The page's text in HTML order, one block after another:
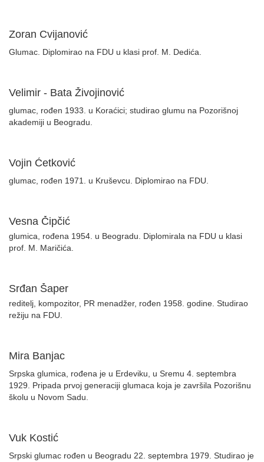
Zoran Cvijanović
Glumac. Diplomirao na FDU u klasi prof. M. Dedića.
Velimir - Bata Živojinović
glumac, rođen 1933. u Koraćici; studirao glumu na Pozorišnoj
akademiji u Beogradu.
Vojin Ćetković
glumac, rođen 1971. u Kruševcu. Diplomirao na FDU.
Vesna Čipčić
glumica, rođena 1954. u Beogradu. Diplomirala na FDU u klasi
prof. M. Maričića.
Srđan Šaper
reditelj, kompozitor, PR menadžer, rođen 1958. godine. Studirao
režiju na FDU.
Mira Banjac
Srpska glumica, rođena je u Erdeviku, u Sremu 4. septembra
1929. Pripada prvoj generaciji glumaca koja je završila Pozorišnu
školu u Novom Sadu.
Vuk Kostić
Srpski glumac rođen u Beogradu 22. septembra 1979. Studirao je